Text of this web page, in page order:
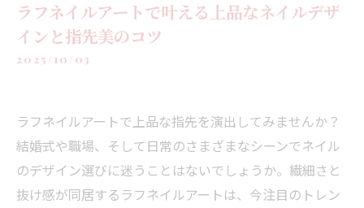
ラフネイルアートで叶える上品なネイルデザ
インと指先美のコツ
2025/10/03
ラフネイルアートで上品な指先を演出してみませんか？
結婚式や職場、そして日常のさまざまなシーンでネイル
のデザイン選びに迷うことはないでしょうか。繊細さと
抜け感が同居するラフネイルアートは、今注目のトレン